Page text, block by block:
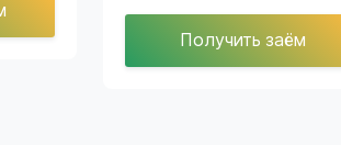
Получить заём